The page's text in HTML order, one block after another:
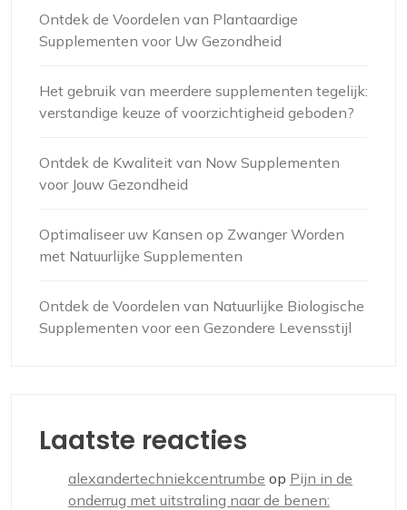
Ontdek de Voordelen van Plantaardige
Supplementen voor Uw Gezondheid
Het gebruik van meerdere supplementen tegelijk:
verstandige keuze of voorzichtigheid geboden?
Ontdek de Kwaliteit van Now Supplementen
voor Jouw Gezondheid
Optimaliseer uw Kansen op Zwanger Worden
met Natuurlijke Supplementen
Ontdek de Voordelen van Natuurlijke Biologische
Supplementen voor een Gezondere Levensstijl
Laatste reacties
alexandertechniekcentrumbe op Pijn in de
onderrug met uitstraling naar de benen: